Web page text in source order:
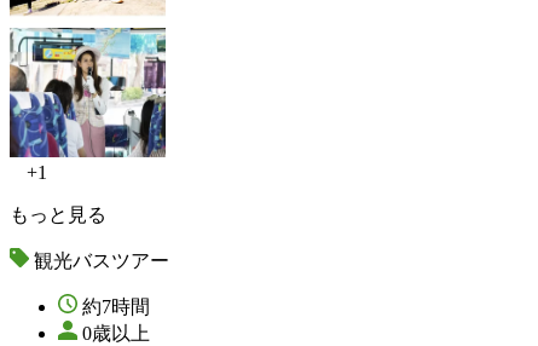
+1
もっと見る
観光バスツアー
約7時間
0歳以上